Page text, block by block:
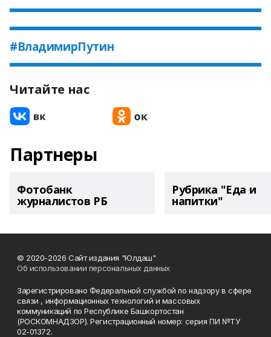
#ВладимирПутин
Читайте нас
Партнеры
Фотобанк
журналистов РБ
Рубрика "Еда и
напитки"
© 2020-2026 Сайт издания "Юлдаш"
Об использовании персональных данных
Зарегистрировано Федеральной службой по надзору в сфере
связи , информационных технологий и массовых
коммуникаций по Республике Башкортостан
(РОСКОМНАДЗОР). Регистрационный номер: серия ПИ №ТУ
02-01372.